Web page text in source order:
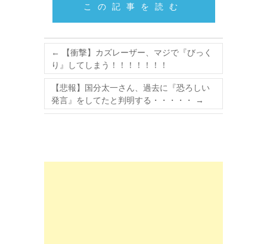
この記事を読む
←
【衝撃】カズレーザー、マジで『びっく
り』してしまう！！！！！！！
【悲報】国分太一さん、過去に『恐ろしい
発言』をしてたと判明する・・・・・
→